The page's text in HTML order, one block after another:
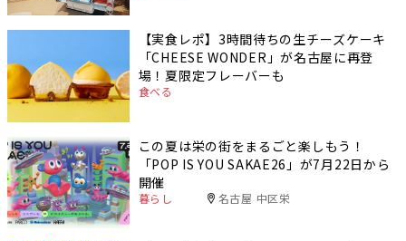
【実食レポ】3時間待ちの生チーズケーキ
「CHEESE WONDER」が名古屋に再登
場！夏限定フレーバーも
食べる
この夏は栄の街をまるごと楽しもう！
「POP IS YOU SAKAE26」が7月22日から
開催
暮らし 名古屋 中区栄